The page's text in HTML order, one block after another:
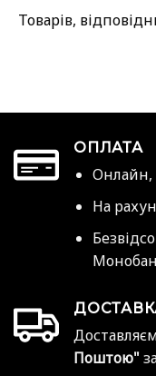
Товарів,
ОПЛАТА
Онлайн,
На
Поштою"